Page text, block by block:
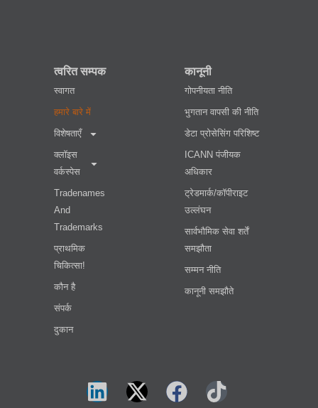
त्वरित सम्पक
स्वागत
हमारे बारे में
विशेषताएँ
क्लॉइस
वर्कस्पेस
Tradenames
And
Trademarks
प्राथमिक
चिकित्सा!
कौन है
संपर्क
दुकान
कानूनी
गोपनीयता नीति
भुगतान वापसी की नीति
डेटा प्रोसेसिंग परिशिष्ट
ICANN पंजीयक
अधिकार
ट्रेडमार्क/कॉपीराइट
उल्लंघन
सार्वभौमिक सेवा शर्तें
समझौता
सम्मन नीति
कानूनी समझौते